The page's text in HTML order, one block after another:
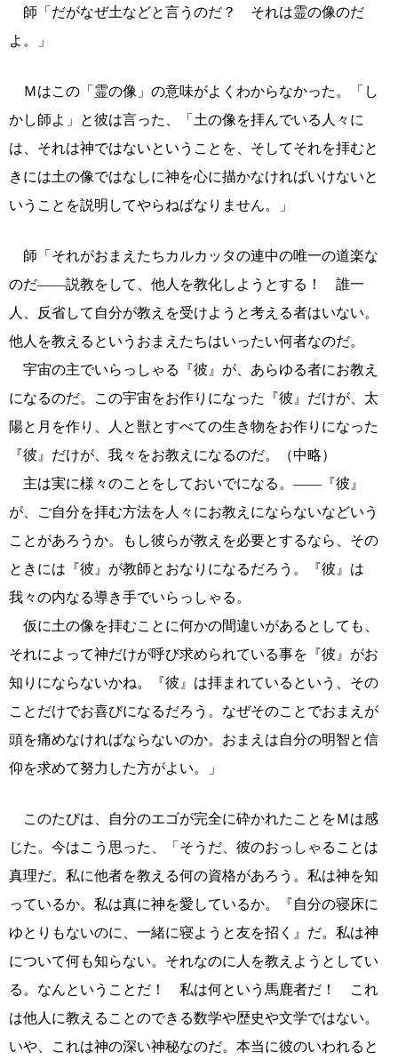
師「だがなぜ土などと言うのだ？ それは霊の像のだ
よ。」
Ｍはこの「霊の像」の意味がよくわからなかった。「し
かし師よ」と彼は言った、「土の像を拝んでいる人々に
は、それは神ではないということを、そしてそれを拝むと
きには土の像ではなしに神を心に描かなければいけないと
いうことを説明してやらねばなりません。」
師「それがおまえたちカルカッタの連中の唯一の道楽な
のだ――説教をして、他人を教化しようとする！ 誰一
人、反省して自分が教えを受けようと考える者はいない。
他人を教えるというおまえたちはいったい何者なのだ。
宇宙の主でいらっしゃる『彼』が、あらゆる者にお教え
になるのだ。この宇宙をお作りになった『彼』だけが、太
陽と月を作り、人と獣とすべての生き物をお作りになった
『彼』だけが、我々をお教えになるのだ。（中略）
主は実に様々のことをしておいでになる。――『彼』
が、ご自分を拝む方法を人々にお教えにならないなどいう
ことがあろうか。もし彼らが教えを必要とするなら、その
ときには『彼』が教師とおなりになるだろう。『彼』は
我々の内なる導き手でいらっしゃる。
仮に土の像を拝むことに何かの間違いがあるとしても、
それによって神だけが呼び求められている事を『彼』がお
知りにならないかね。『彼』は拝まれているという、その
ことだけでお喜びになるだろう。なぜそのことでおまえが
頭を痛めなければならないのか。おまえは自分の明智と信
仰を求めて努力した方がよい。」
このたびは、自分のエゴが完全に砕かれたことをＭは感
じた。今はこう思った、「そうだ、彼のおっしゃることは
真理だ。私に他者を教える何の資格があろう。私は神を知
っているか。私は真に神を愛しているか。『自分の寝床に
ゆとりもないのに、一緒に寝ようと友を招く』だ。私は神
について何も知らない。それなのに人を教えようとしてい
る。なんということだ！ 私は何という馬鹿者だ！ これ
は他人に教えることのできる数学や歴史や文学ではない。
いや、これは神の深い神秘なのだ。本当に彼のいわれると